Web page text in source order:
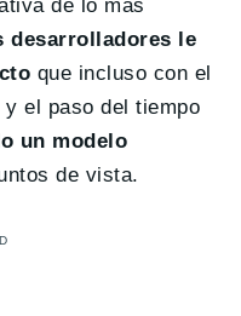
de lo más
desarrolladores le
que incluso con el
el paso del tiempo
un modelo
de vista.